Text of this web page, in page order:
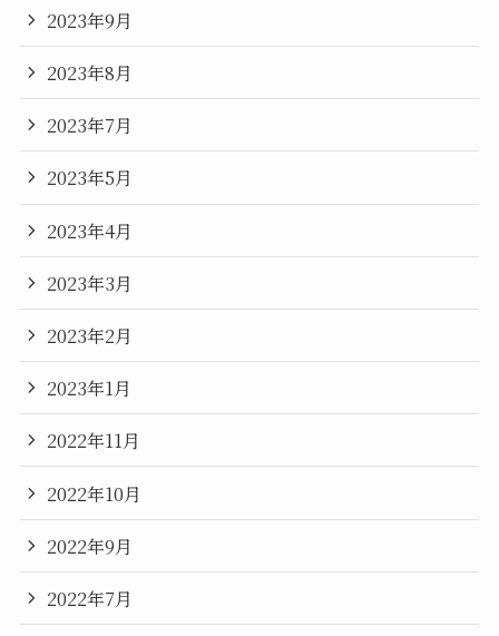
2023年9月
2023年8月
2023年7月
2023年5月
2023年4月
2023年3月
2023年2月
2023年1月
2022年11月
2022年10月
2022年9月
2022年7月